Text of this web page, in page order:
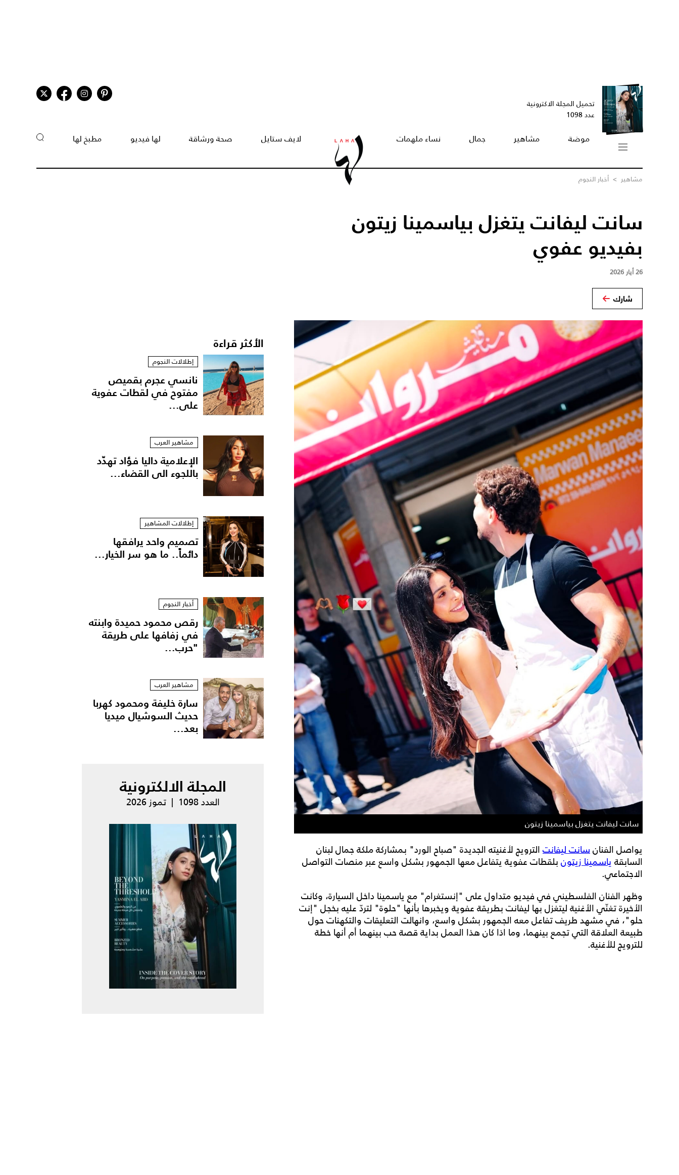
تحميل المجلة الاكترونية
عدد 1098
موضة مشاهير جمال نساء ملهمات لايف ستايل صحة ورشاقة لها فيديو مطبخ لها
مشاهير > أخبار النجوم
سانت ليفانت يتغزل بياسمينا زيتون
بفيديو عفوي
26 أيار 2026
شارك
سانت ليفانت يتغزل بياسمينا زيتون
يواصل الفنانسانت ليفانت الترويج لأغنيته الجديدة "صباح الورد" بمشاركة ملكة جمال لبنان
السابقة ياسمينا زيتون بلقطات عفوية يتفاعل معها الجمهور بشكل واسع عبر منصات التواصل
الاجتماعي.
وظهر الفنان الفلسطيني في فيديو متداول على "إنستغرام" مع ياسمينا داخل السيارة، وكانت
الأخيرة تغنّي الأغنية ليتغزل بها ليفانت بطريقة عفوية ويخبرها بأنها "حلوة" لتردّ عليه بخجل "إنت
حلو"، في مشهد طريف تفاعل معه الجمهور بشكل واسع، وانهالت التعليقات والتكهنات حول
طبيعة العلاقة التي تجمع بينهما، وما اذا كان هذا العمل بداية قصة حب بينهما أم أنها خطة
للترويج للأغنية.
الأكثر قراءة
إطلالات النجوم
نانسي عجرم بقميص
مفتوح في لقطات عفوية
على...
مشاهير العرب
الإعلامية داليا فؤاد تهدّد
باللجوء الى القضاء...
إطلالات المشاهير
تصميم واحد يرافقها
دائماً.. ما هو سر الخيار...
أخبار النجوم
رقص محمود حميدة وابنته
في زفافها على طريقة
"حرب...
مشاهير العرب
سارة خليفة ومحمود كهربا
حديث السوشيال ميديا
بعد...
المجلة الالكترونية
العدد 1098 | تموز 2026